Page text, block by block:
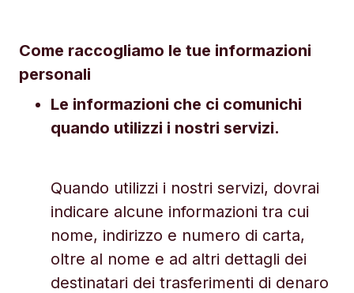
Come raccogliamo le tue informazioni
personali
Le informazioni che ci comunichi
quando utilizzi i nostri servizi.
Quando utilizzi i nostri servizi, dovrai
indicare alcune informazioni tra cui
nome, indirizzo e numero di carta,
oltre al nome e ad altri dettagli dei
destinatari dei trasferimenti di denaro